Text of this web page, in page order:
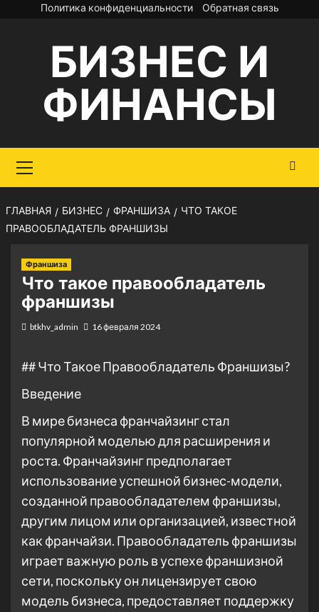
Перейти
содержимому
Политика конфиденциальности Обратная связь
БИЗНЕС И
ФИНАНСЫ
меню
ГЛАВНАЯ БИЗНЕС ФРАНШИЗА
ЧТО ТАКОЕ
ПРАВООБЛАДАТЕЛЬ ФРАНШИЗЫ
Франшиза
Что такое правообладатель
франшизы
btkhv_admin 16 февраля 2024
## Что Такое Правообладатель Франшизы?
Введение
В мире бизнеса франчайзинг стал
популярной моделью для расширения и
роста. Франчайзинг предполагает
использование успешной бизнес-модели,
созданной правообладателем франшизы,
другим лицом или организацией, известной
как франчайзи. Правообладатель франшизы
играет важную роль в успехе франшизной
сети, поскольку он лицензирует свою
модель бизнеса, предоставляет поддержку